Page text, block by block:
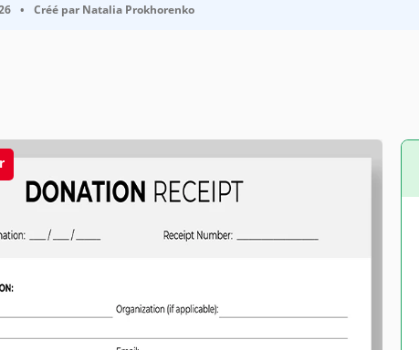
• Créé par Natalia Prokhorenko